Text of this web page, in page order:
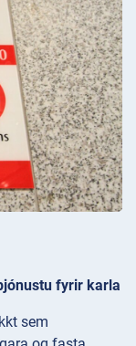
fyrir karla
sem